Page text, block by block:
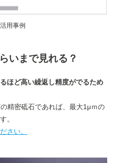
用事例
いまで見れる？
ほど高い繰返し精度がでるため
精密砥石であれば、最大1μｍの
。
さい。